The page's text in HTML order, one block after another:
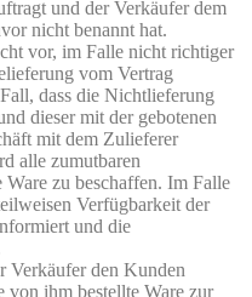
und der Verkäufer dem
nicht benannt hat.
vor, im Falle nicht richtiger
vom Vertrag
dass die Nichtlieferung
dieser mit der gebotenen
mit dem Zulieferer
alle zumutbaren
zu beschaffen. Im Falle
Verfügbarkeit der
und die
Verkäufer den Kunden
von ihm bestellte Ware zur